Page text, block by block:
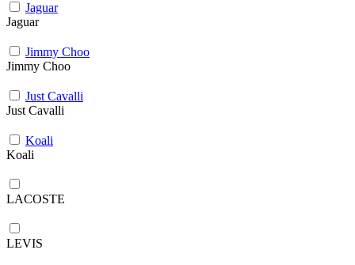
Jaguar
Jaguar
Jimmy Choo
Jimmy Choo
Just Cavalli
Just Cavalli
Koali
Koali
LACOSTE
LEVIS